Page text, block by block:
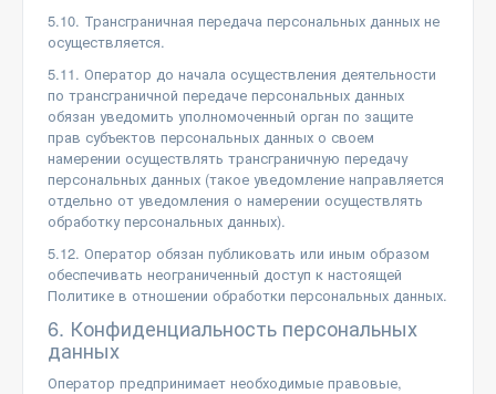
5.10. Трансграничная передача персональных данных не
осуществляется.
5.11. Оператор до начала осуществления деятельности
по трансграничной передаче персональных данных
обязан уведомить уполномоченный орган по защите
прав субъектов персональных данных о своем
намерении осуществлять трансграничную передачу
персональных данных (такое уведомление направляется
отдельно от уведомления о намерении осуществлять
обработку персональных данных).
5.12. Оператор обязан публиковать или иным образом
обеспечивать неограниченный доступ к настоящей
Политике в отношении обработки персональных данных.
6. Конфиденциальность персональных
данных
Оператор предпринимает необходимые правовые,